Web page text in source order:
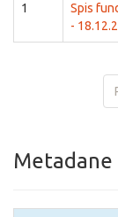
1
Spis
-
Metadane